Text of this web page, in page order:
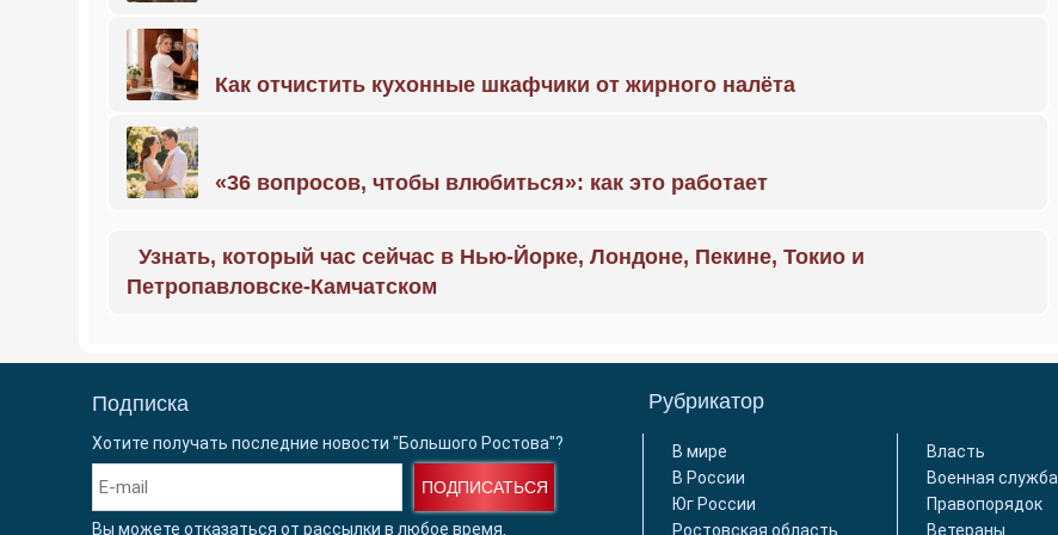
Как отчистить кухонные шкафчики от жирного налёта
«36 вопросов, чтобы влюбиться»: как это работает
Узнать, который час сейчас в Нью-Йорке, Лондоне, Пекине, Токио и
Петропавловске-Камчатском
Подписка
Хотите получать последние новости "Большого Ростова"?
ПОДПИСАТЬСЯ
Вы можете отказаться от рассылки в любое время.
Рубрикатор
В мире
В России
Юг России
Ростовская область
Власть
Военная служба
Правопорядок
Ветераны